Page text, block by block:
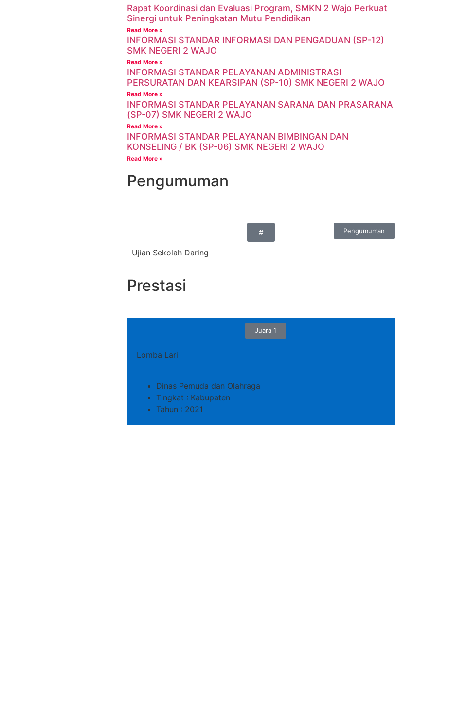
Rapat Koordinasi dan Evaluasi Program, SMKN 2 Wajo Perkuat
Sinergi untuk Peningkatan Mutu Pendidikan
Read More »
INFORMASI STANDAR INFORMASI DAN PENGADUAN (SP-12)
SMK NEGERI 2 WAJO
Read More »
INFORMASI STANDAR PELAYANAN ADMINISTRASI
PERSURATAN DAN KEARSIPAN (SP-10) SMK NEGERI 2 WAJO
Read More »
INFORMASI STANDAR PELAYANAN SARANA DAN PRASARANA
(SP-07) SMK NEGERI 2 WAJO
Read More »
INFORMASI STANDAR PELAYANAN BIMBINGAN DAN
KONSELING / BK (SP-06) SMK NEGERI 2 WAJO
Read More »
Pengumuman
Pengumuman
#
Ujian Sekolah Daring
Prestasi
Juara 1
Lomba Lari
Dinas Pemuda dan Olahraga
Tingkat : Kabupaten
Tahun : 2021